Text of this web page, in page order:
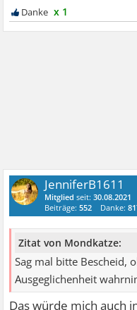
x 1
JenniferB1611
Mitglied seit:30.08.2021
Beiträge:552 Danke:
Zitat von Mondkatze:
Sag mal bitte Bescheid,
Ausgeglichenheit
Das würde mich auch